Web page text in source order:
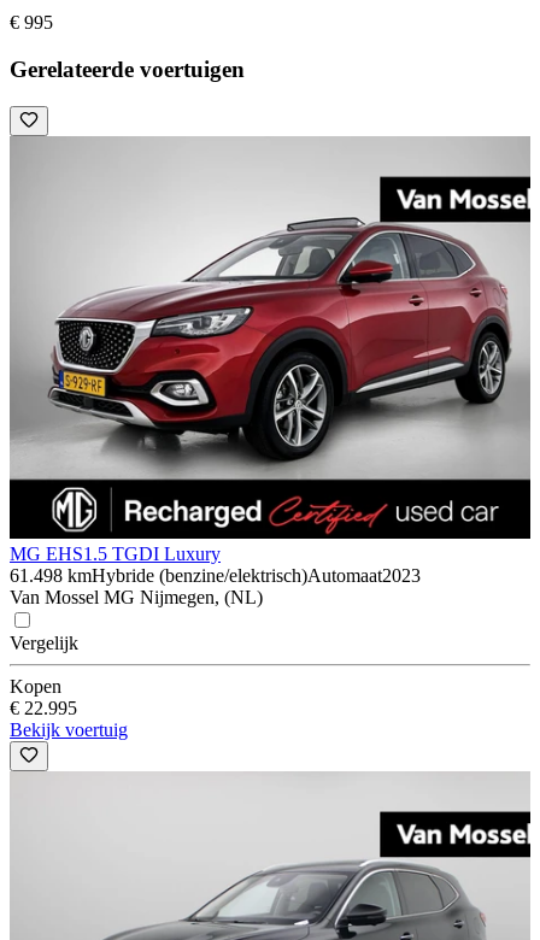
€ 995
Gerelateerde voertuigen
MG EHS1.5 TGDI Luxury
61.498 kmHybride (benzine/elektrisch)Automaat2023
Van Mossel MG Nijmegen, (NL)
Vergelijk
Kopen
€ 22.995
Bekijk voertuig